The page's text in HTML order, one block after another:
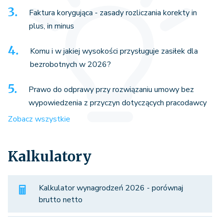
Faktura korygująca - zasady rozliczania korekty in
plus, in minus
Komu i w jakiej wysokości przysługuje zasiłek dla
bezrobotnych w 2026?
Prawo do odprawy przy rozwiązaniu umowy bez
wypowiedzenia z przyczyn dotyczących pracodawcy
Zobacz wszystkie
Kalkulatory
Kalkulator wynagrodzeń 2026 - porównaj
brutto netto